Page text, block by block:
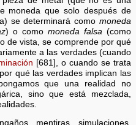
moneda que solo después de
se determinará como moneda
) o como moneda falsa (como
de vista, se comprende por qué
a las verdades (cuando
[681], o cuando se trata
qué las verdades implican las
que una realidad no
sino que está mezclada,
mentiras, simulaciones,